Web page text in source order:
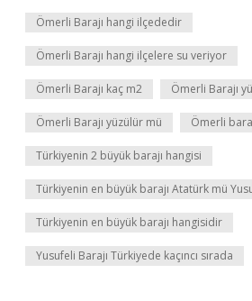
Ömerli Barajı hangi ilçededir
Ömerli Barajı hangi ilçelere su veriyor
Ömerli Barajı kaç m2 Ömerli Barajı
Ömerli Barajı yüzülür mü Ömerli
Türkiyenin 2 büyük barajı hangisi
Türkiyenin en büyük barajı Atatürk mü
Türkiyenin en büyük barajı hangisidir
Yusufeli Barajı Türkiyede kaçıncı sırada